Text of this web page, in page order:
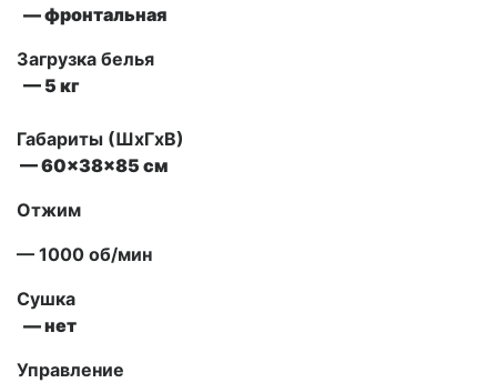
— фронтальная
Загрузка белья
— 5 кг
Габариты (ШxГxВ)
— 60x38x85 см
Отжим
— 1000 об/мин
Сушка
— нет
Управление